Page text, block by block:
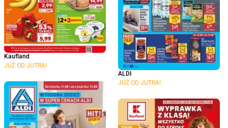
Kaufland
JUŻ OD JUTRA!
ALDI
JUŻ OD JUTRA!